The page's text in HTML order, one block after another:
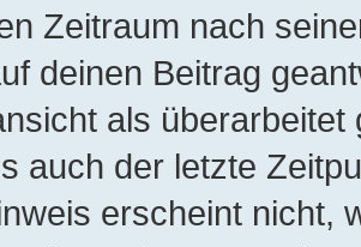
Zeitraum nach
deinen Beitrag
als
auch der letzte
erscheint nicht,